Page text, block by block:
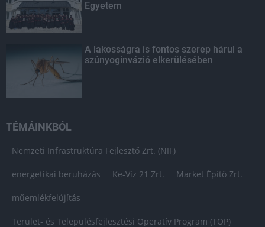
Egyetem
A lakosságra is fontos szerep hárul a
szúnyoginvázió elkerülésében
TÉMÁINKBÓL
Nemzeti Infrastruktúra Fejlesztő Zrt. (NIF)
energetikai beruházás Ke-Víz 21 Zrt. Market Építő Zrt.
műemlékfelújítás
Terület- és Településfejlesztési Operatív Program (TOP)